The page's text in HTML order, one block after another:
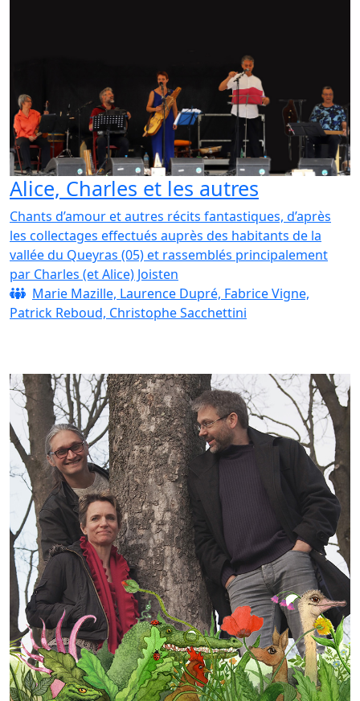
Alice, Charles et les autres
Chants d’amour et autres récits fantastiques, d’après
les collectages effectués auprès des habitants de la
vallée du Queyras (05) et rassemblés principalement
par Charles (et Alice) Joisten
Marie Mazille, Laurence Dupré, Fabrice Vigne,
Patrick Reboud, Christophe Sacchettini